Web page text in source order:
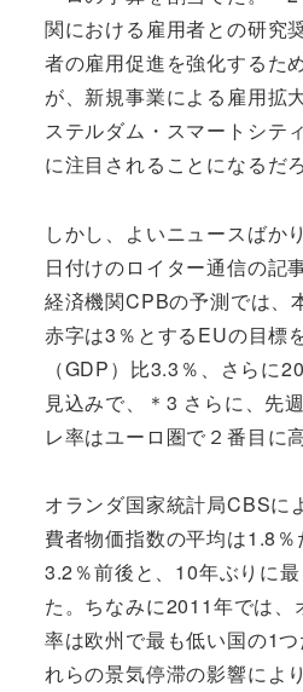
関における雇用者との研究
者の雇用促進を強化するた
が、新規事業による雇用拡
ステルダム・スマートシテ
に注目されることになるだろ
しかし、よいニュースばか
日付けのロイター通信の記
経済機関CPBの予測では、
赤字は3％とするEUの目標
（GDP）比3.3％、さらに
見込みで、＊3 さらに、先
レ率はユーロ圏で２番目に
オランダ国家統計局CBSに
費者物価指数の平均は1.8
3.2％前後と、10年ぶりに
た。ちなみに2011年では、
率は欧州で最も低い国の1
れらの景気停滞の影響によ